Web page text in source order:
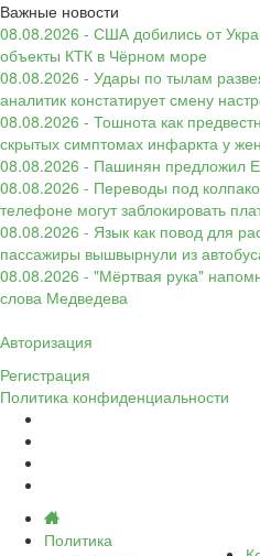
Важные новости
08.08.2026 - США добились от
объекты КТК в Чёрном море
08.08.2026 - Удары по тылам
аналитик констатирует смену
08.08.2026 - Тошнота как
скрытых симптомах инфаркта у
08.08.2026 - Пашинян предложил
08.08.2026 - Переводы под
телефоне могут заблокировать
08.08.2026 - Язык как повод для
пассажиры вышвырнули из
08.08.2026 - "Мёртвая рука"
слова Медведева
Авторизация
Регистрация
Политика конфиденциальности
Политика